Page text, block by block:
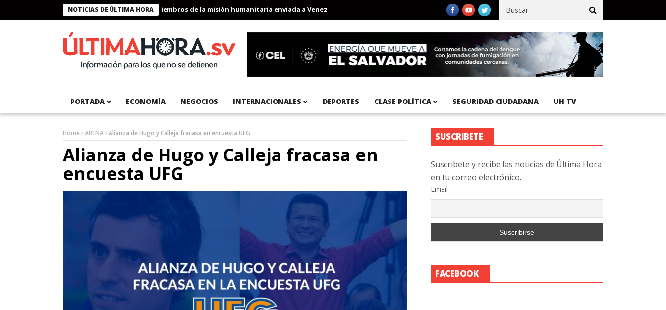
NOTICIAS DE ÚLTIMA HORA
Presidente Bukele condecora a miembros de la misión humanitaria enviada a Venezuela Aeropuerto Internacional del Pacífico registra 92 % de avance en obras de terracería
PORTADA ECONOMÍA NEGOCIOS INTERNACIONALES DEPORTES CLASE POLÍTICA SEGURIDAD CIUDADANA UH TV
Home ARENA Alianza de Hugo y Calleja fracasa en encuesta UFG
Alianza de Hugo y Calleja fracasa en
encuesta UFG
SUSCRIBETE
Suscribete y recibe las noticias de Última Hora
en tu correo electrónico.
Email
FACEBOOK